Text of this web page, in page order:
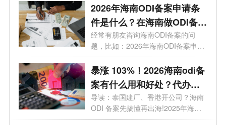
2026年海南ODI备案申请条
件是什么？在海南做ODI备案
有什么好处?
经常有朋友咨询海南ODI备案的问
题，比如：2026年海南ODI备案申请
条件是什么...
暴涨 103%！2026海南odi备
案有什么用和好处？代办选
哪家？一文讲透
导读：泰国建厂、香港开公司？海南
ODI 备案先搞懂再出海!2025年海南
企业境外...